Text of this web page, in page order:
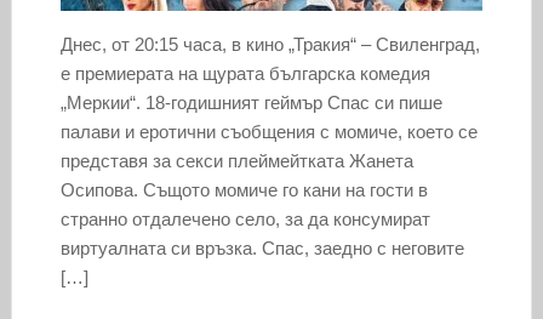
Днес, от 20:15 часа, в кино „Тракия“ – Свиленград,
е премиерата на щурата българска комедия
„Меркии“. 18-годишният геймър Спас си пише
палави и еротични съобщения с момиче, което се
представя за секси плеймейтката Жанета
Осипова. Същото момиче го кани на гости в
странно отдалечено село, за да консумират
виртуалната си връзка. Спас, заедно с неговите
[…]